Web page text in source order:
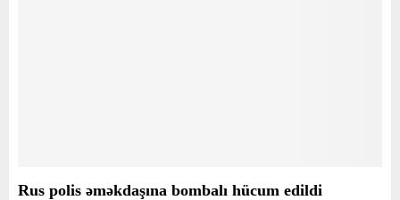
Rus polis əməkdaşına bombalı hücum edildi